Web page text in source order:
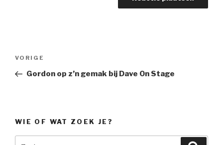
Vorig
bericht
VORIGE
Gordon op z’n gemak bij Dave On Stage
WIE OF WAT ZOEK JE?